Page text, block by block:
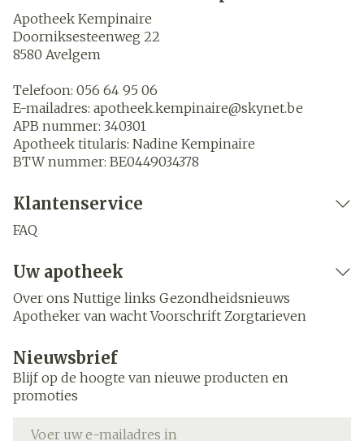
Apotheek Kempinaire
Doorniksesteenweg 22
8580 Avelgem
Telefoon: 056 64 95 06
E-mailadres: apotheek.kempinaire@skynet.be
APB nummer: 340301
Apotheek titularis: Nadine Kempinaire
BTW nummer: BE0449034378
Klantenservice
FAQ
Uw apotheek
Over ons Nuttige links Gezondheidsnieuws
Apotheker van wacht Voorschrift Zorgtarieven
Nieuwsbrief
Blijf op de hoogte van nieuwe producten en
promoties